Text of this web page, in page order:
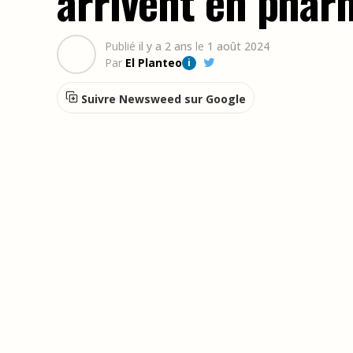
Publié il y a 2 ans le 1 août 2024
Par El Planteo i
Suivre Newsweed sur Google